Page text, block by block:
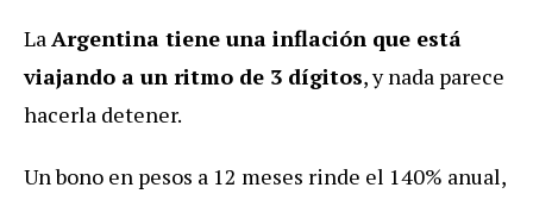
La Argentina tiene una inflación que está
viajando a un ritmo de 3 dígitos, y nada parece
hacerla detener.
Un bono en pesos a 12 meses rinde el 140% anual,